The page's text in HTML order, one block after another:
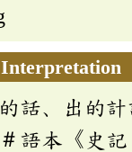
Interpretation
話、出的
語本《史記